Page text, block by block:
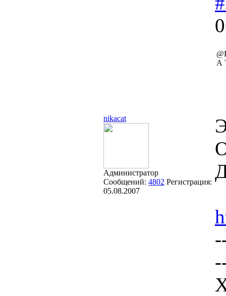
nikacat
Администратор
Сообщений: 4802 Регистрация:
05.08.2007
А